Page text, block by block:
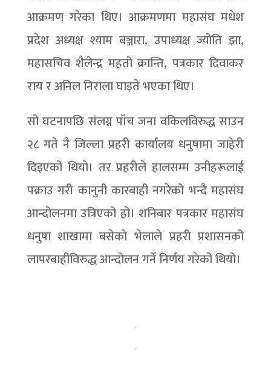
आक्रमण गरेका थिए। आक्रमणमा महासंघ मधेश
प्रदेश अध्यक्ष श्याम बञ्जारा, उपाध्यक्ष ज्योति झा,
महासचिव शैलेन्द्र महतो क्रान्ति, पत्रकार दिवाकर
राय र अनिल निराला घाइते भएका थिए।
सो घटनापछि संलग्न पाँच जना वकिलविरुद्ध साउन
२८ गते नै जिल्ला प्रहरी कार्यालय धनुषामा जाहेरी
दिइएको थियो। तर प्रहरीले हालसम्म उनीहरूलाई
पक्राउ गरी कानुनी कारबाही नगरेको भन्दै महासंघ
आन्दोलनमा उत्रिएको हो। शनिबार पत्रकार महासंघ
धनुषा शाखामा बसेको भेलाले प्रहरी प्रशासनको
लापरबाहीविरुद्ध आन्दोलन गर्ने निर्णय गरेको थियो।